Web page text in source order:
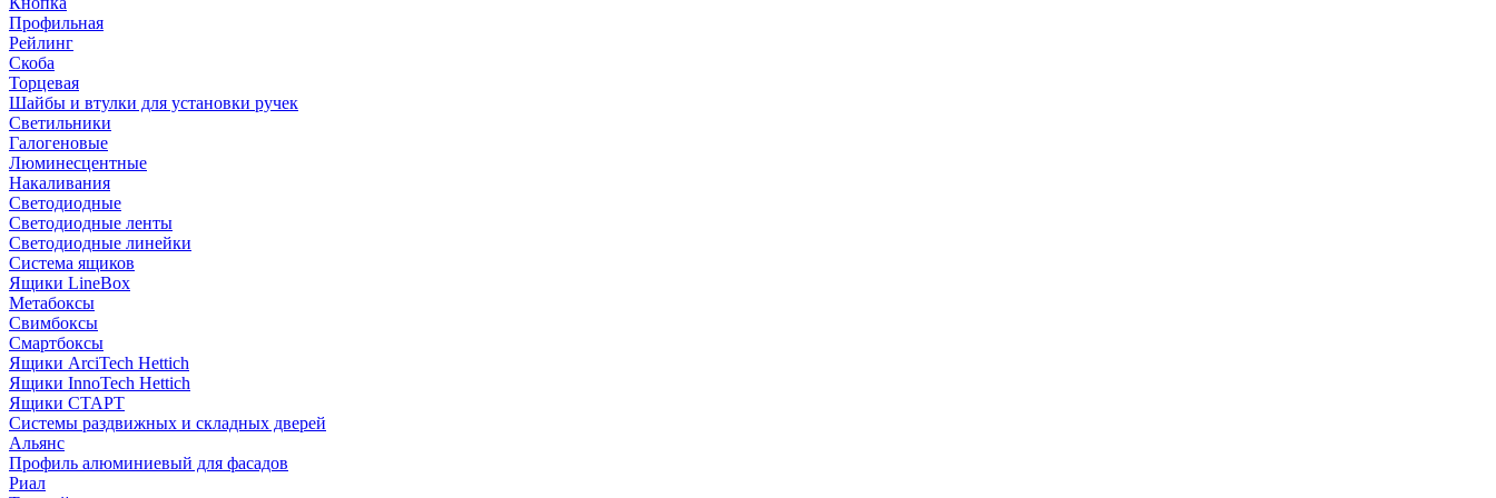
Профильная
Рейлинг
Скоба
Торцевая
Шайбы и втулки для установки ручек
Светильники
Галогеновые
Люминесцентные
Накаливания
Светодиодные
Светодиодные ленты
Светодиодные линейки
Система ящиков
Ящики LineBox
Метабоксы
Свимбоксы
Смартбоксы
Ящики ArciTech Hettich
Ящики InnoTech Hettich
Ящики СТАРТ
Системы раздвижных и складных дверей
Альянс
Профиль алюминиевый для фасадов
Риал